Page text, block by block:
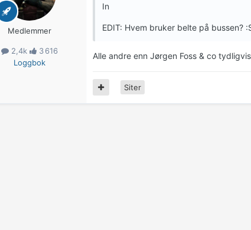
Medlemmer
2,4k
3 616
Loggbok
In
EDIT: Hvem bruker belte på bussen?
Alle andre enn Jørgen Foss & co tydligvis
Siter